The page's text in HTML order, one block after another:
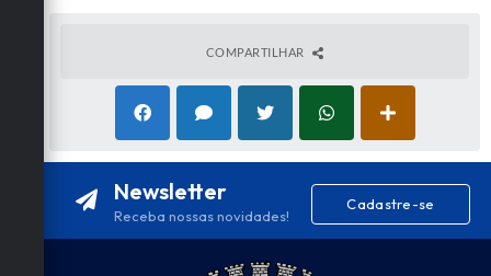
COMPARTILHAR
Newsletter
Receba nossas novidades!
Cadastre-se